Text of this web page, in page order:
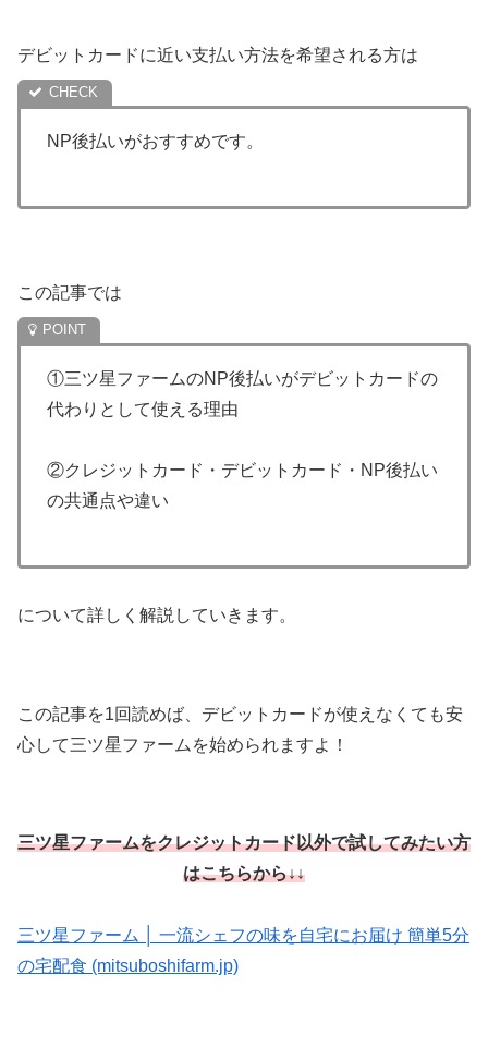
デビットカードに近い支払い方法を希望される方は
NP後払いがおすすめです。
この記事では
①三ツ星ファームのNP後払いがデビットカードの
代わりとして使える理由
②クレジットカード・デビットカード・NP後払い
の共通点や違い
について詳しく解説していきます。
この記事を1回読めば、デビットカードが使えなくても安
心して三ツ星ファームを始められますよ！
三ツ星ファームをクレジットカード以外で試してみたい方
はこちらから↓↓
三ツ星ファーム │ 一流シェフの味を自宅にお届け 簡単5分
の宅配食 (mitsuboshifarm.jp)